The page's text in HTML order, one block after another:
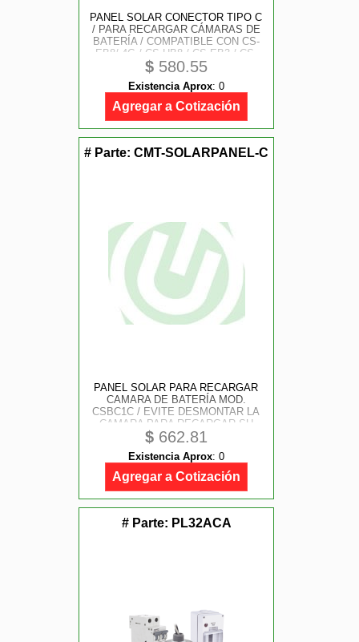
PANEL SOLAR CONECTOR TIPO C
/ PARA RECARGAR CÁMARAS DE
BATERÍA / COMPATIBLE CON CS-
EB8/ 4G / CS-HB8 / CS-EB3 / CS-
BC1C
$ 580.55
Existencia Aprox: 0
Agregar a Cotización
# Parte: CMT-SOLARPANEL-C
PANEL SOLAR PARA RECARGAR
CAMARA DE BATERÍA MOD.
CSBC1C / EVITE DESMONTAR LA
CAMARA PARA RECARGAR SU
BATERIA / CONECTOR TIPO
$ 662.81
Existencia Aprox: 0
Agregar a Cotización
# Parte: PL32ACA